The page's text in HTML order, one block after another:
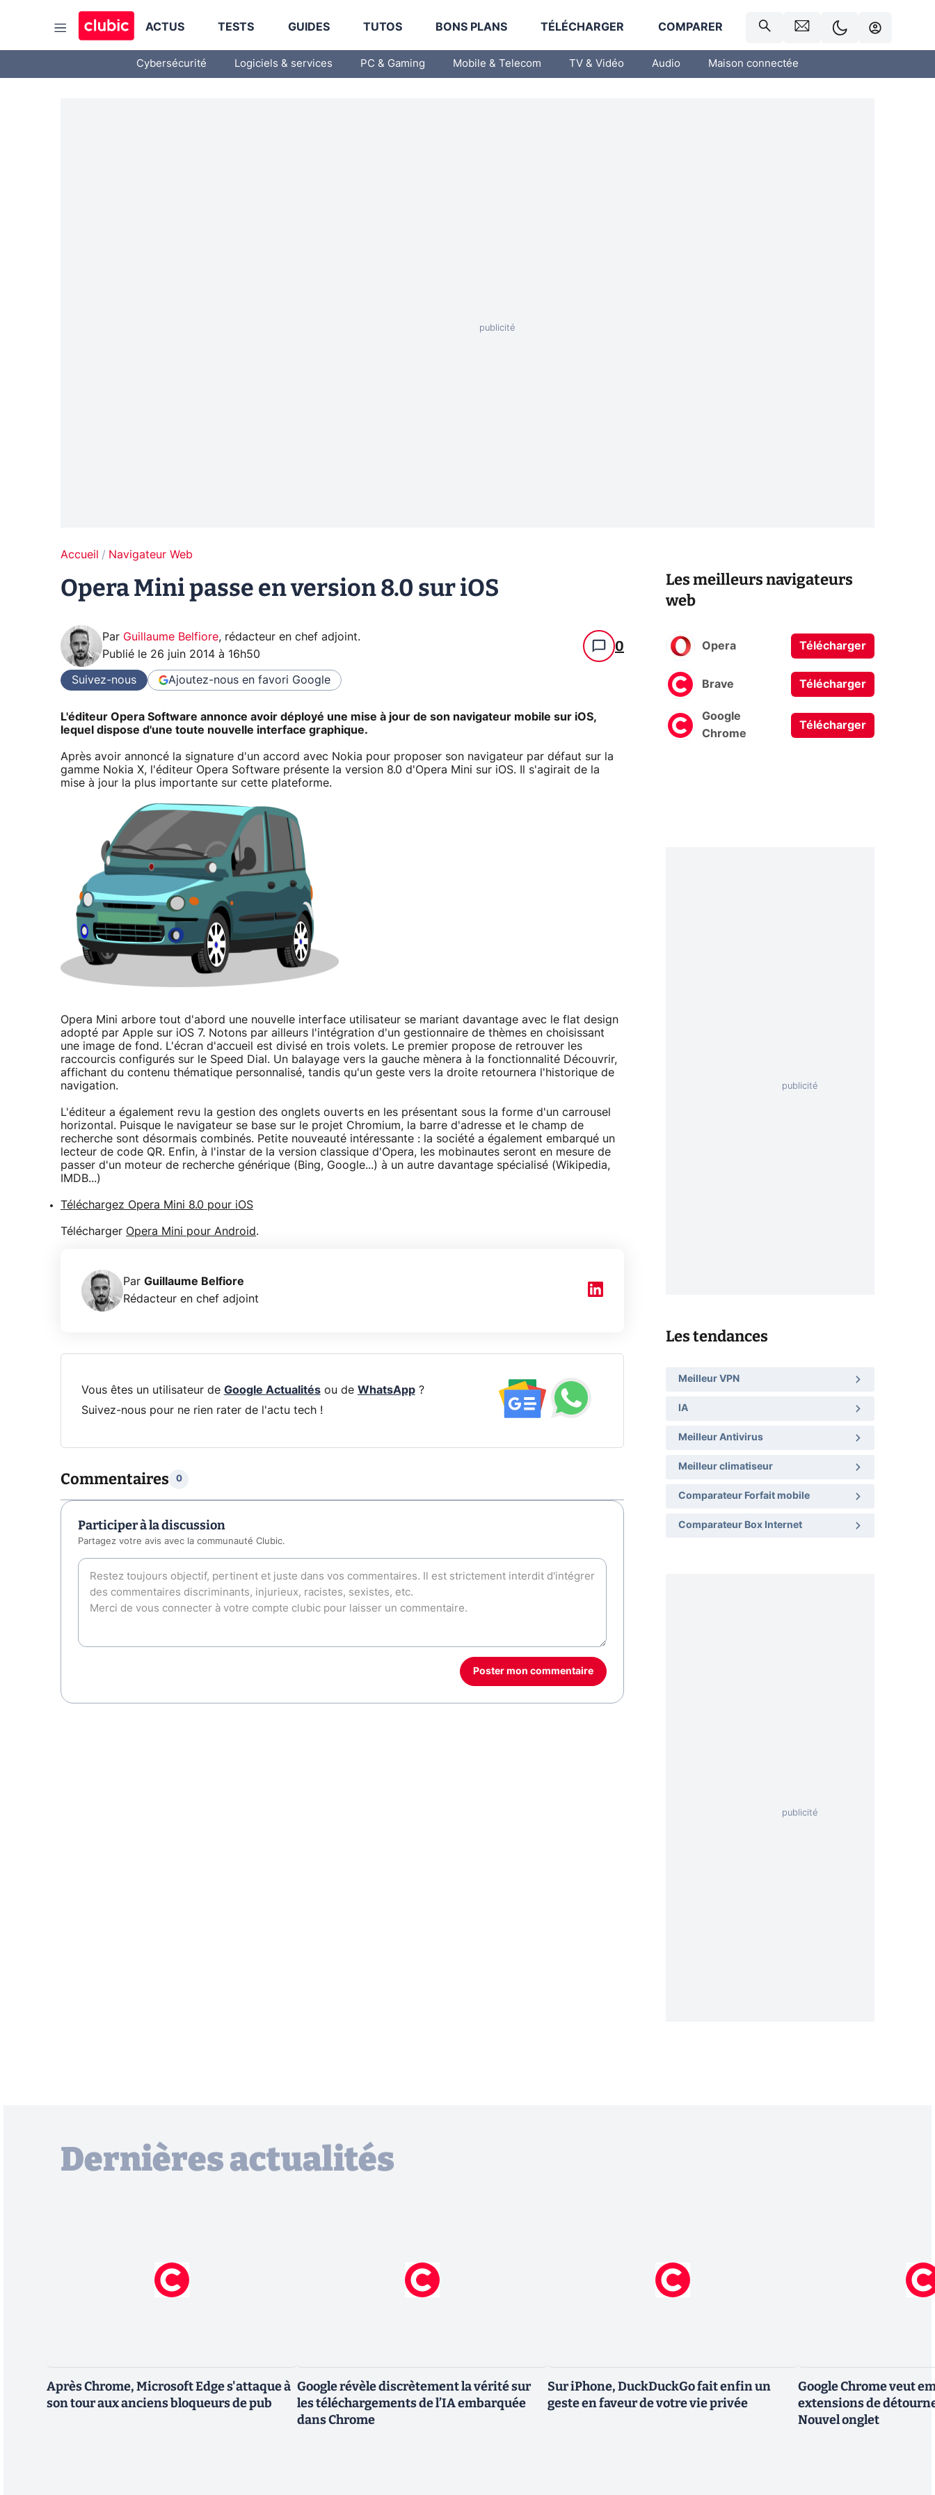
ACTUS TESTS GUIDES TUTOS BONS PLANS TÉLÉCHARGER COMPARER
Cybersécurité Logiciels & services PC & Gaming Mobile & Telecom TV & Vidéo Audio Maison connectée
Accueil Navigateur Web
Opera Mini passe en version 8.0 sur iOS
Par Guillaume Belfiore, rédacteur en chef adjoint.
Publié le 26 juin 2014 à 16h50 0
Suivez-nous Ajoutez-nous en favori Google
L'éditeur Opera Software annonce avoir déployé une mise à jour de son navigateur mobile sur iOS,
lequel dispose d'une toute nouvelle interface graphique.
Après avoir annoncé la signature d'un accord avec Nokia pour proposer son navigateur par défaut sur la
gamme Nokia X, l'éditeur Opera Software présente la version 8.0 d'Opera Mini sur iOS. Il s'agirait de la
mise à jour la plus importante sur cette plateforme.
Opera Mini arbore tout d'abord une nouvelle interface utilisateur se mariant davantage avec le flat design
adopté par Apple sur iOS 7. Notons par ailleurs l'intégration d'un gestionnaire de thèmes en choisissant
une image de fond. L'écran d'accueil est divisé en trois volets. Le premier propose de retrouver les
raccourcis configurés sur le Speed Dial. Un balayage vers la gauche mènera à la fonctionnalité Découvrir,
affichant du contenu thématique personnalisé, tandis qu'un geste vers la droite retournera l'historique de
navigation.
L'éditeur a également revu la gestion des onglets ouverts en les présentant sous la forme d'un carrousel
horizontal. Puisque le navigateur se base sur le projet Chromium, la barre d'adresse et le champ de
recherche sont désormais combinés. Petite nouveauté intéressante : la société a également embarqué un
lecteur de code QR. Enfin, à l'instar de la version classique d'Opera, les mobinautes seront en mesure de
passer d'un moteur de recherche générique (Bing, Google...) à un autre davantage spécialisé (Wikipedia,
IMDB...)
Téléchargez Opera Mini 8.0 pour iOS
Télécharger Opera Mini pour Android.
Par Guillaume Belfiore
Rédacteur en chef adjoint
Vous êtes un utilisateur de Google Actualitésou de WhatsApp?
Suivez-nous pour ne rien rater de l'actu tech !
Commentaires 0
Participer à la discussion
Partagez votre avis avec la communauté Clubic.
Poster mon commentaire
Les meilleurs navigateurs
web
Opera Télécharger
Brave Télécharger
Google
Chrome
Télécharger
Les tendances
Meilleur VPN
IA
Meilleur Antivirus
Meilleur climatiseur
Comparateur Forfait mobile
Comparateur Box Internet
Dernières actualités
Après Chrome, Microsoft Edge s'attaque à
son tour aux anciens bloqueurs de pub
Google révèle discrètement la vérité sur
les téléchargements de l’IA embarquée
dans Chrome
Sur iPhone, DuckDuckGo fait enfin un
geste en faveur de votre vie privée
Google Chrome veut
extensions de
Nouvel onglet